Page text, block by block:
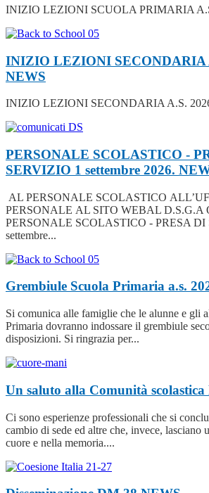
INIZIO LEZIONI SCUOLA PRIMARIA
INIZIO LEZIONI SECONDARIA
NEWS
INIZIO LEZIONI SECONDARIA A.S.
PERSONALE SCOLASTICO -
SERVIZIO 1 settembre 2026.
AL PERSONALE SCOLASTICO
PERSONALE AL SITO WEBAL D.S.G.A
PERSONALE SCOLASTICO - PRESA DI
settembre...
Grembiule Scuola Primaria a.s.
Si comunica alle famiglie che le alunne e gli
Primaria dovranno indossare il grembiule
disposizioni. Si ringrazia per...
Un saluto alla Comunità scolastica
Ci sono esperienze professionali che si
cambio di sede ed altre che, invece, lasciano
cuore e nella memoria....